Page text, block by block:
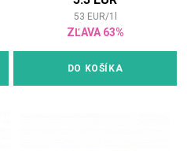
53 EUR/1
ZĽAVA 63%
DO KOŠÍKA